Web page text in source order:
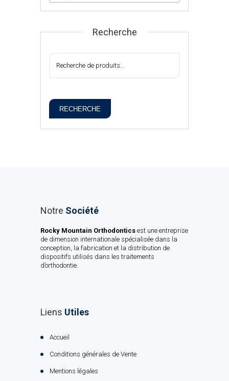
Recherche
RECHERCHE
Notre Société
Rocky Mountain Orthodontics est une entreprise
de dimension internationale spécialisée dans la
conception, la fabrication et la distribution de
dispositifs utilisés dans les traitements
d’orthodontie.
Liens Utiles
Accueil
Conditions générales de Vente
Mentions légales